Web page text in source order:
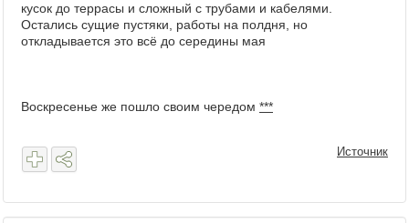
кусок до террасы и сложный с трубами и кабелями.
Остались сущие пустяки, работы на полдня, но
откладывается это всё до середины мая
Воскресенье же пошло своим чередом ***
Источник